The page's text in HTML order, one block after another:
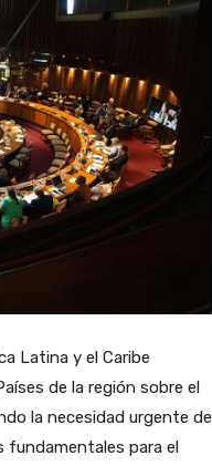
Latina y el Caribe
de la región sobre el
la necesidad urgente de
fundamentales para el